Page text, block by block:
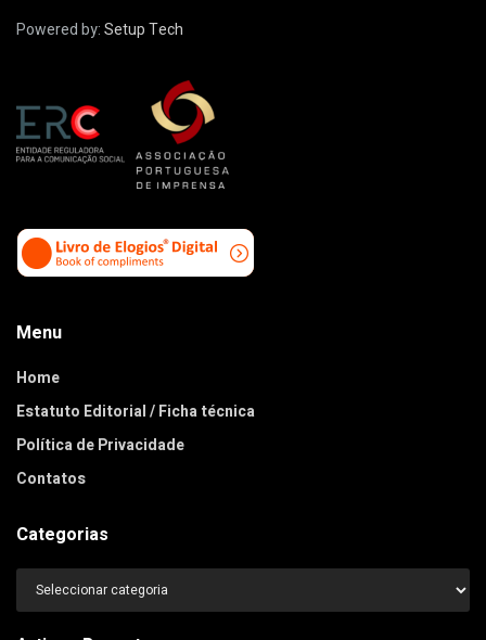
Powered by:Setup Tech
Menu
Home
Estatuto Editorial / Ficha técnica
Política de Privacidade
Contatos
Categorias
Categorias